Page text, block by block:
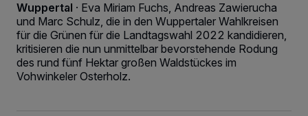
Wuppertal · Eva Miriam Fuchs, Andreas Zawierucha
und Marc Schulz, die in den Wuppertaler Wahlkreisen
für die Grünen für die Landtagswahl 2022 kandidieren,
kritisieren die nun unmittelbar bevorstehende Rodung
des rund fünf Hektar großen Waldstückes im
Vohwinkeler Osterholz.